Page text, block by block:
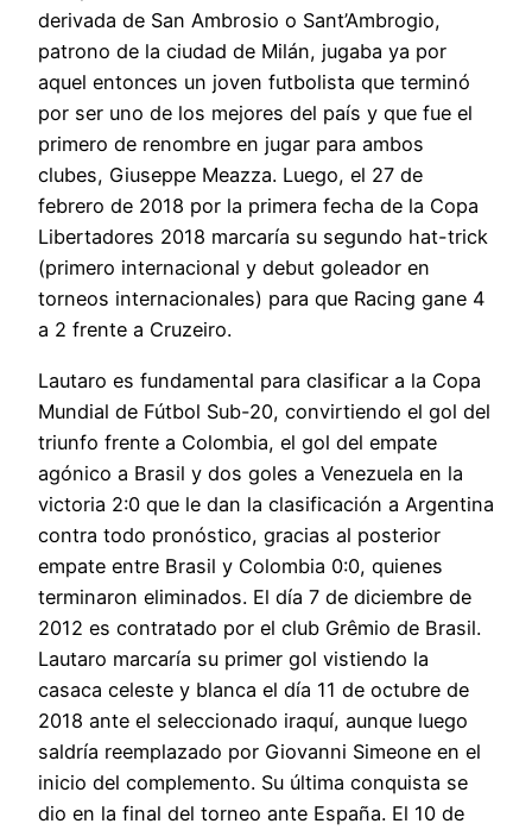
derivada de San Ambrosio o Sant’Ambrogio,
patrono de la ciudad de Milán, jugaba ya por
aquel entonces un joven futbolista que terminó
por ser uno de los mejores del país y que fue el
primero de renombre en jugar para ambos
clubes, Giuseppe Meazza. Luego, el 27 de
febrero de 2018 por la primera fecha de la Copa
Libertadores 2018 marcaría su segundo hat-trick
(primero internacional y debut goleador en
torneos internacionales) para que Racing gane 4
a 2 frente a Cruzeiro.
Lautaro es fundamental para clasificar a la Copa
Mundial de Fútbol Sub-20, convirtiendo el gol del
triunfo frente a Colombia, el gol del empate
agónico a Brasil y dos goles a Venezuela en la
victoria 2:0 que le dan la clasificación a Argentina
contra todo pronóstico, gracias al posterior
empate entre Brasil y Colombia 0:0, quienes
terminaron eliminados. El día 7 de diciembre de
2012 es contratado por el club Grêmio de Brasil.
Lautaro marcaría su primer gol vistiendo la
casaca celeste y blanca el día 11 de octubre de
2018 ante el seleccionado iraquí, aunque luego
saldría reemplazado por Giovanni Simeone en el
inicio del complemento. Su última conquista se
dio en la final del torneo ante España. El 10 de